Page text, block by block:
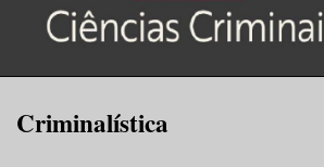
Criminalística